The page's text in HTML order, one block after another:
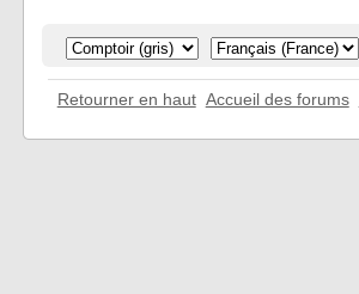
Retourner en haut Accueil des forums